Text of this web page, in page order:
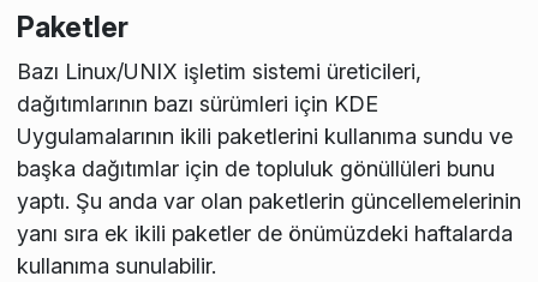
Paketler
Bazı Linux/UNIX işletim sistemi üreticileri,
dağıtımlarının bazı sürümleri için KDE
Uygulamalarının ikili paketlerini kullanıma sundu ve
başka dağıtımlar için de topluluk gönüllüleri bunu
yaptı. Şu anda var olan paketlerin güncellemelerinin
yanı sıra ek ikili paketler de önümüzdeki haftalarda
kullanıma sunulabilir.